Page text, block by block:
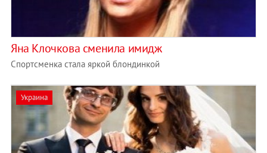
Яна Клочкова сменила имидж
Спортсменка стала яркой блондинкой
Украина